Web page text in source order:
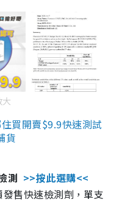
買開賣$9.9快速測試
貨
測 >>按此選購<<
售快速檢測劑，單支